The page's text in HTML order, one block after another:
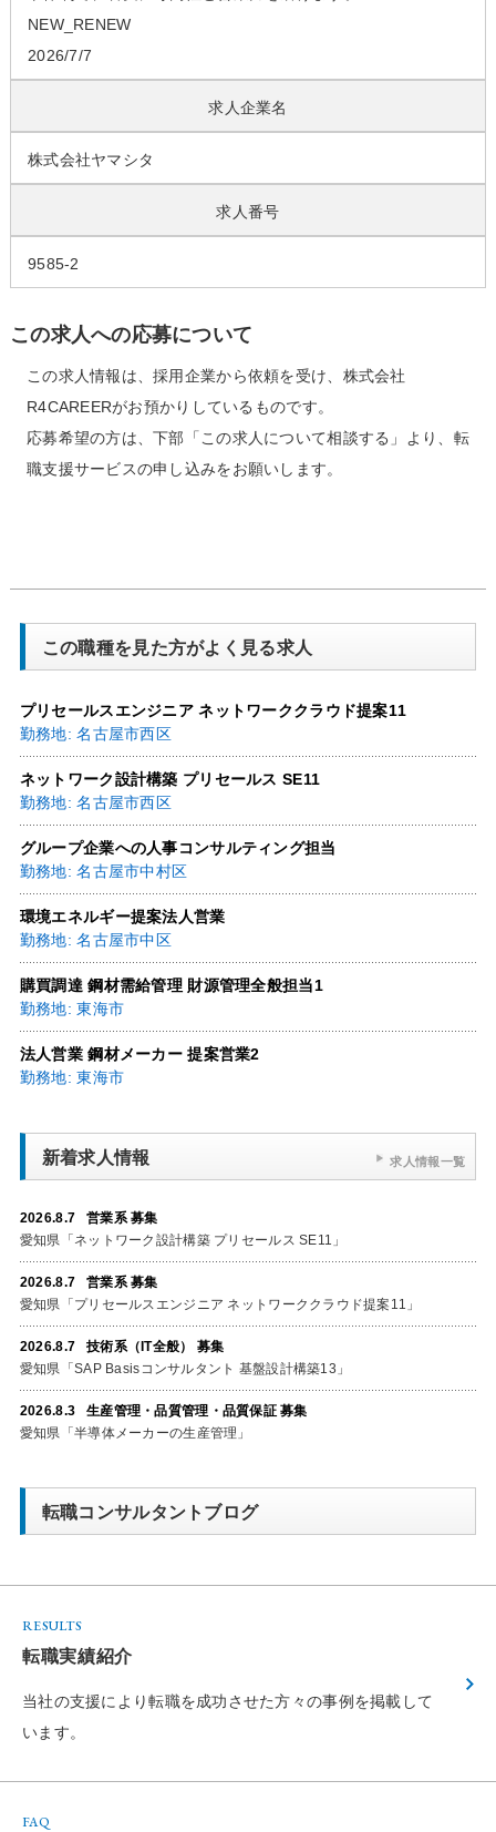
NEW_RENEW
2026/7/7
求人企業名
株式会社ヤマシタ
求人番号
9585-2
この求人への応募について
この求人情報は、採用企業から依頼を受け、株式会社
R4CAREERがお預かりしているものです。
応募希望の方は、下部「この求人について相談する」より、転
職支援サービスの申し込みをお願いします。
この職種を見た方がよく見る求人
プリセールスエンジニア ネットワーククラウド提案11
勤務地: 名古屋市西区
ネットワーク設計構築 プリセールス SE11
勤務地: 名古屋市西区
グループ企業への人事コンサルティング担当
勤務地: 名古屋市中村区
環境エネルギー提案法人営業
勤務地: 名古屋市中区
購買調達 鋼材需給管理 財源管理全般担当1
勤務地: 東海市
法人営業 鋼材メーカー 提案営業2
勤務地: 東海市
新着求人情報
2026.8.7 営業系 募集
愛知県「ネットワーク設計構築 プリセールス SE11」
2026.8.7 営業系 募集
愛知県「プリセールスエンジニア ネットワーククラウド提案11」
2026.8.7 技術系（IT全般） 募集
愛知県「SAP Basisコンサルタント 基盤設計構築13」
2026.8.3 生産管理・品質管理・品質保証 募集
愛知県「半導体メーカーの生産管理」
求人情報一覧
転職コンサルタントブログ
RESULTS
転職実績紹介
当社の支援により転職を成功させた方々の事例を掲載して
います。
FAQ